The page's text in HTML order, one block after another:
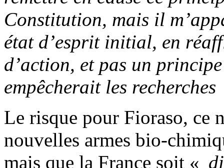
Constitution, mais il
état d’esprit initial, en
d’action, et pas un
empêcherait les recherches
Le risque pour Fioraso, ce
nouvelles armes bio-
mais que la France soit «